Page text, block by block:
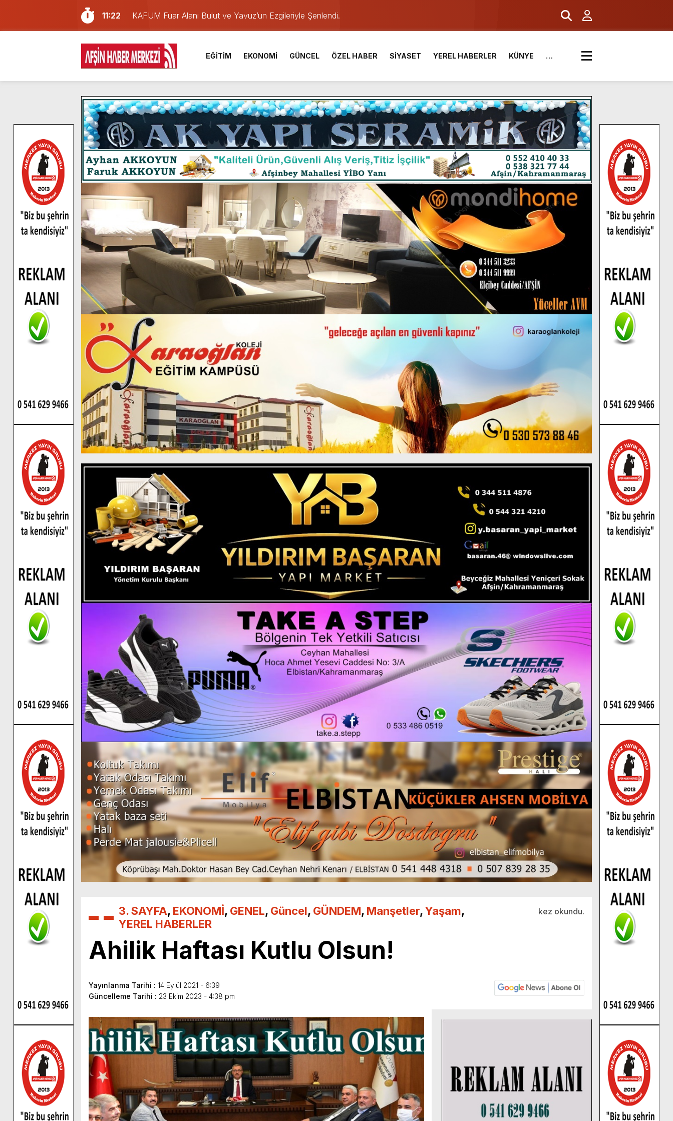
11:22
KAFUM Fuar Alanı Bulut ve Yavuz’un Ezgileriyle Şenlendi.
8:06
Afşinli bir hemşehrimizin de olduğu Filistin Konvoyu, güçlenerek ilerliyor.
14:05
Madrigal, Perşembe Günü KAFUM’da Sahne Alacak.
7:39
KEDİNİZ Mİ VAR?
7:27
Cumhurbaşkanı Erdoğan, Ayser Çalık Ortaokulu Şehitlerinin Aileleriyle Bir Araya Geldi.
13:57
Afşin Heyetinden Kaymakam Muammer Sarıdoğan’a Beşikdüzü’nde hayırlı olsun ziyareti.
10:34
Vatandaşlardan Ağustos Fuarı’na Tam Not.
16:48
Pusula Maraş Kamplarında 2 Bin Genç Doğa ve Bilimle Buluştu.
16:46
Pusula Maraş’ın Akademik Desteği Türkiye Derecesi Getirdi.
13:27
NOTER ONAYLI TYP LİSTESİ YAYINLANDI.
EĞİTİM EKONOMİ GÜNCEL ÖZEL HABER SİYASET YEREL HABERLER KÜNYE …
3. SAYFA, EKONOMİ, GENEL, Güncel, GÜNDEM, Manşetler,Yaşam,
YEREL HABERLER
kez okundu.
Ahilik Haftası Kutlu Olsun!
Yayınlanma Tarihi : 14 Eylül 2021 - 6:39
Güncelleme Tarihi : 23 Ekim 2023 - 4:38 pm